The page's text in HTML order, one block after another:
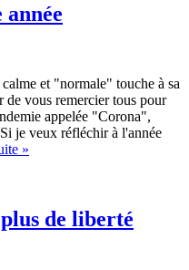
année
et "normale" touche à sa
de vous remercier tous pour
appelée "Corona",
je veux réfléchir à l'année
»
bonne
annéede liberté